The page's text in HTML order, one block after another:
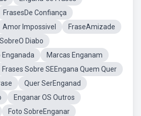
FrasesDe Confiança
Amor Impossivel
FraseAmizade
Diabo
Enganada
Marcas Enganam
Frases Sobre SEEngana Quem Quer
Quer SerEnganad
Enganar OS Outros
Foto SobreEnganar